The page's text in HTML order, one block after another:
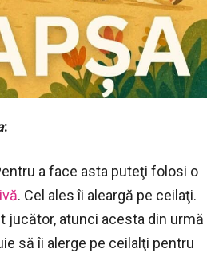
:
a face asta puteţi folosi o
. Cel ales îi aleargă pe ceilaţi.
jucător, atunci acesta din urmă
să îi alerge pe ceilalţi pentru